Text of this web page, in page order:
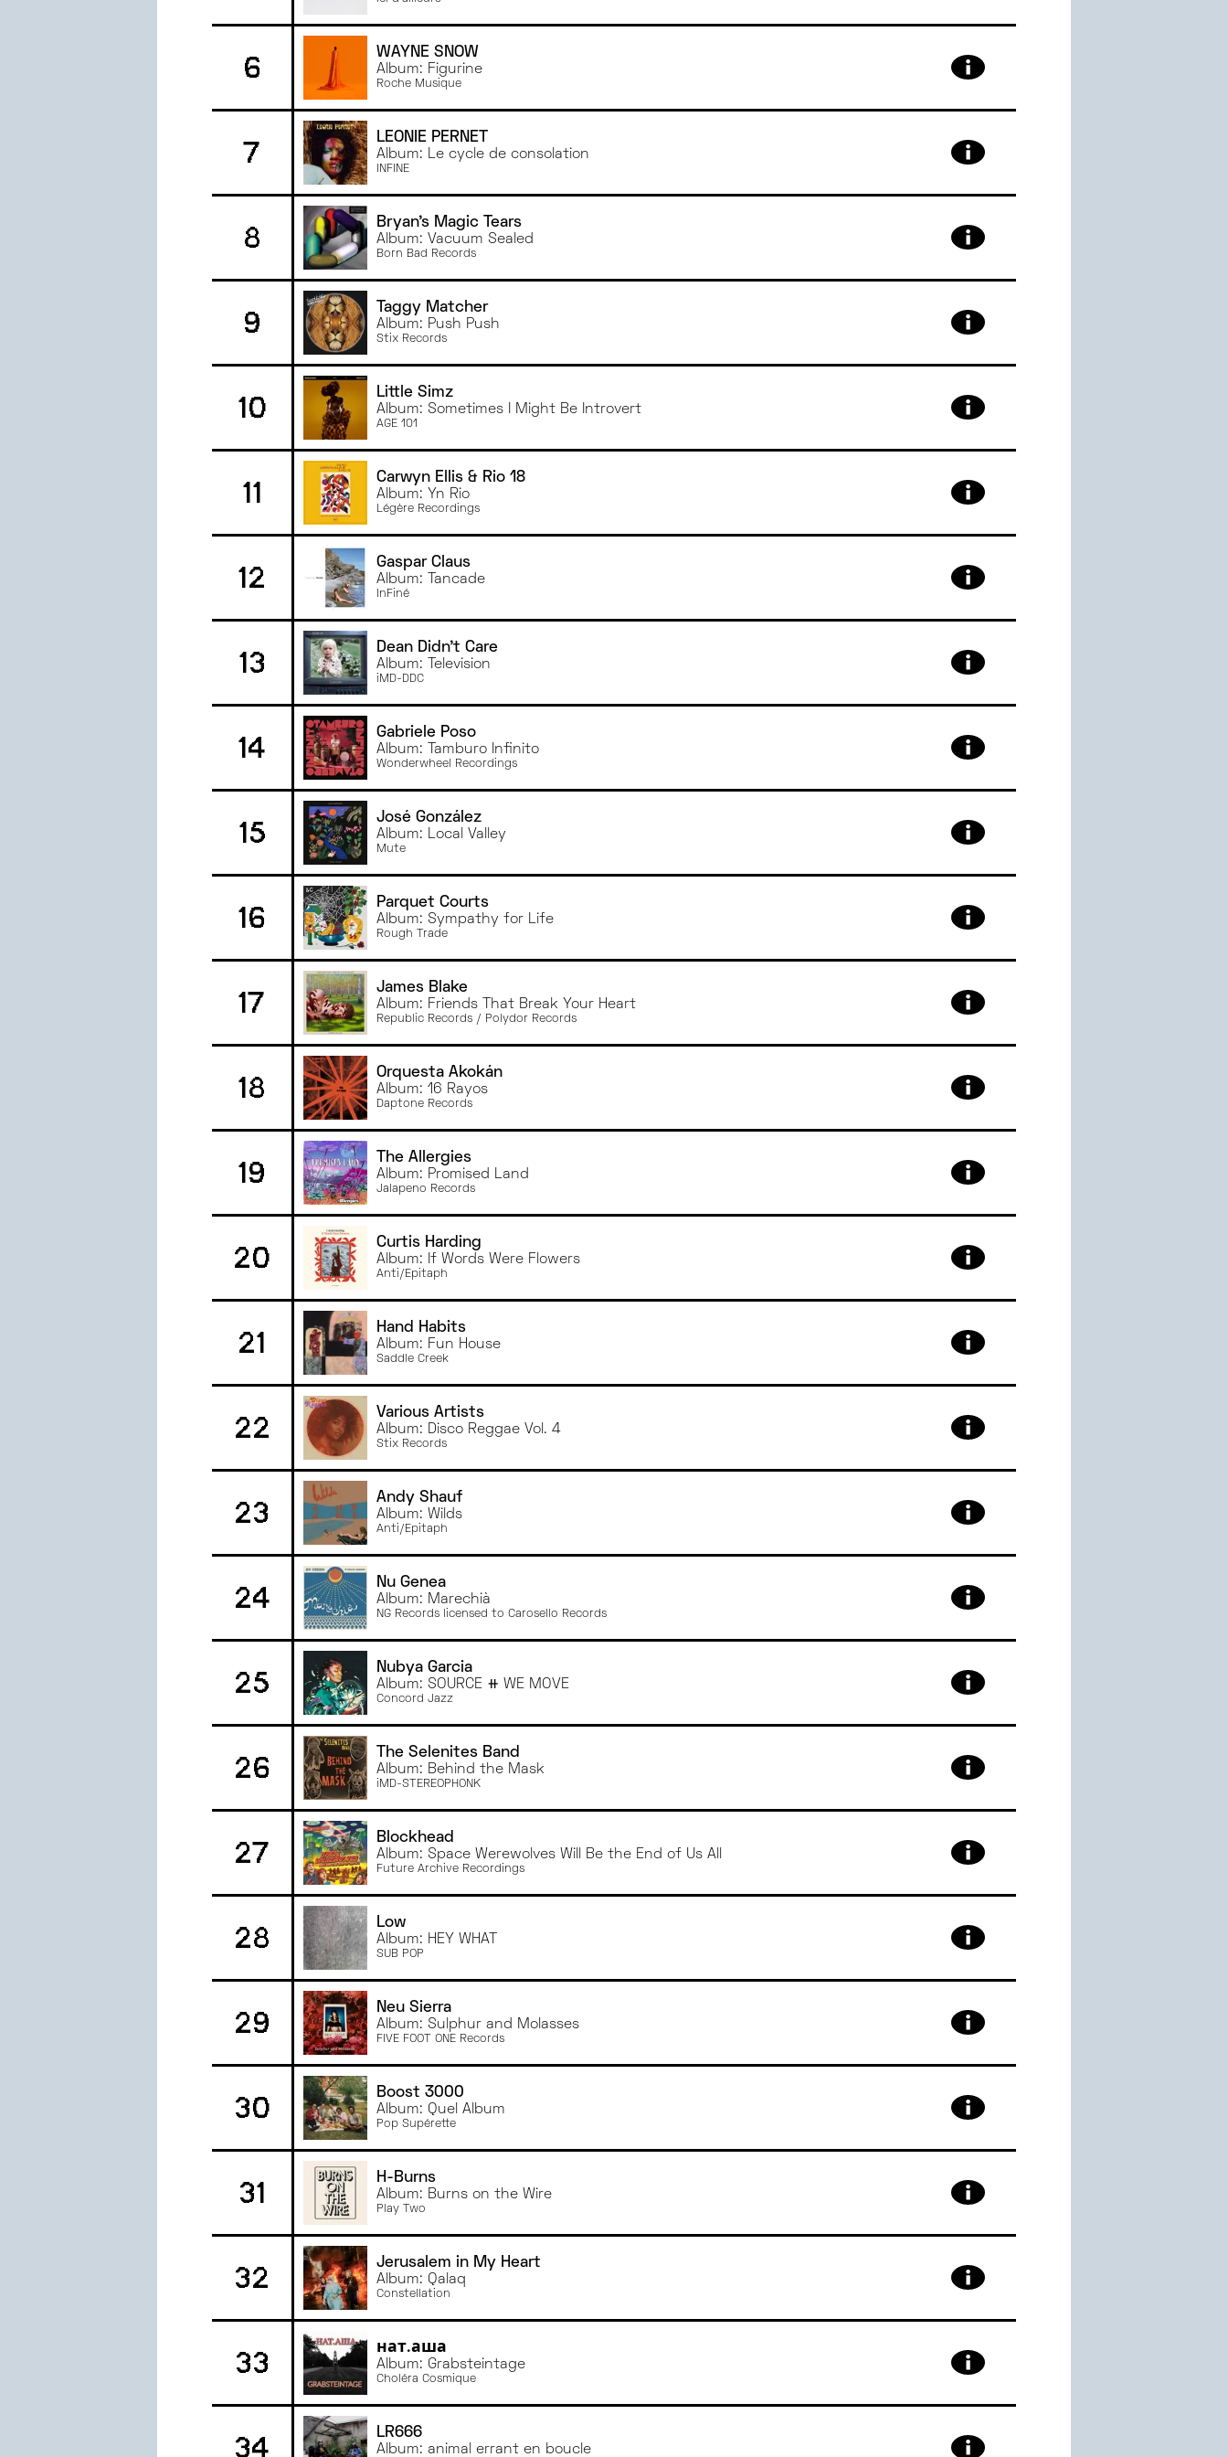
JUIN2023
AVRIL
2023
2023
JANVIER
2023
2022
MAI2022
2022
MARS
2022
6 WAYNE SNOW
Album: Figurine
Roche Musique
7 LEONIE PERNET
Album: Le cycle de consolation
INFINE
8 Bryan's Magic Tears
Album: Vacuum Sealed
Born Bad Records
9 Taggy Matcher
Album: Push Push
Stix Records
10 Little Simz
Album: Sometimes I Might Be Introvert
AGE 101
11 Carwyn Ellis & Rio 18
Album: Yn Rio
Légère Recordings
12 Gaspar Claus
Album: Tancade
InFiné
13 Dean Didn't Care
Album: Television
iMD-DDC
14 Gabriele Poso
Album: Tamburo Infinito
Wonderwheel Recordings
15 José González
Album: Local Valley
Mute
16 Parquet Courts
Album: Sympathy for Life
Rough Trade
17 James Blake
Album: Friends That Break Your Heart
Republic Records / Polydor Records
18 Orquesta Akokán
Album: 16 Rayos
Daptone Records
19 The Allergies
Album: Promised Land
Jalapeno Records
20 Curtis Harding
Album: If Words Were Flowers
Anti/Epitaph
21 Hand Habits
Album: Fun House
Saddle Creek
22 Various Artists
Album: Disco Reggae Vol. 4
Stix Records
23 Andy Shauf
Album: Wilds
Anti/Epitaph
24 Nu Genea
Album: Marechià
NG Records licensed to Carosello Records
25 Nubya Garcia
Album: SOURCE ⧺ WE MOVE
Concord Jazz
26 The Selenites Band
Album: Behind the Mask
iMD-STEREOPHONK
27 Blockhead
Album: Space Werewolves Will Be the End of Us All
Future Archive Recordings
28 Low
Album: HEY WHAT
SUB POP
29 Neu Sierra
Album: Sulphur and Molasses
FIVE FOOT ONE Records
30 Boost 3000
Album: Quel Album
Pop Supérette
31 H-Burns
Album: Burns on the Wire
Play Two
32 Jerusalem in My Heart
Album: Qalaq
Constellation
33 нат.аша
Album: Grabsteintage
Choléra Cosmique
34 LR666
Album: animal errant en boucle